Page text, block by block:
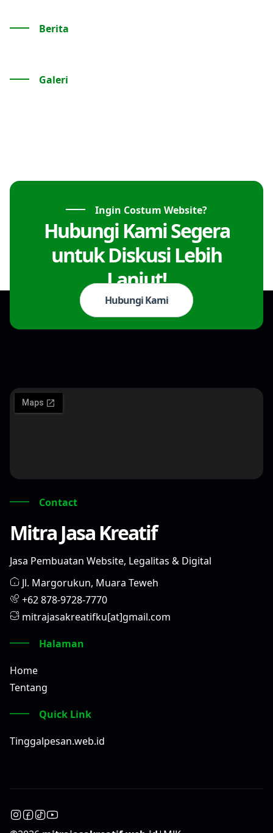
Berita
Galeri
Ingin Costum Website?
Hubungi Kami Segera
untuk Diskusi Lebih
Lanjut!
Hubungi Kami
Contact
Mitra Jasa Kreatif
Jasa Pembuatan Website, Legalitas & Digital
Jl. Margorukun, Muara Teweh
+62 878-9728-7770
mitrajasakreatifku[at]gmail.com
Halaman
Home
Tentang
Quick Link
Tinggalpesan.web.id